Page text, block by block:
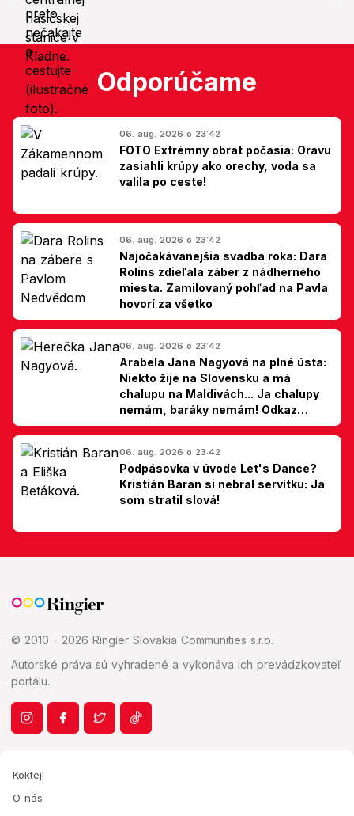
Odporúčame
06. aug. 2026 o 23:42
FOTO Extrémny obrat počasia: Oravu
zasiahli krúpy ako orechy, voda sa
valila po ceste!
06. aug. 2026 o 23:42
Najočakávanejšia svadba roka: Dara
Rolins zdieľala záber z nádherného
miesta. Zamilovaný pohľad na Pavla
hovorí za všetko
06. aug. 2026 o 23:42
Arabela Jana Nagyová na plné ústa:
Niekto žije na Slovensku a má
chalupu na Maldivách... Ja chalupy
nemám, baráky nemám! Odkaz
Slovákom
06. aug. 2026 o 23:42
Podpásovka v úvode Let's Dance?
Kristián Baran si nebral servítku: Ja
som stratil slová!
© 2010 - 2026 Ringier Slovakia Communities s.r.o.
Autorské práva sú vyhradené a vykonáva ich prevádzkovateľ
portálu.
Koktejl
O nás